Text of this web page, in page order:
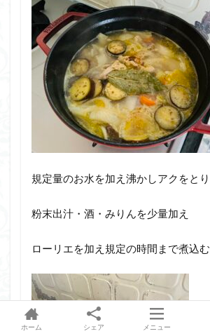
規定量のお水を加え沸かしアクをとり
粉末出汁・酒・みりんを少量加え
ローリエを加え規定の時間まで煮込む
ホーム シェア メニュー